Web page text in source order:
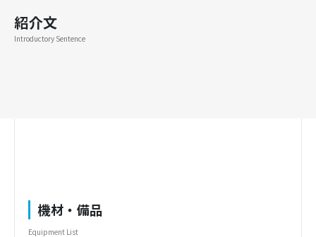
紹介文
Introductory Sentence
機材・備品
Equipment List